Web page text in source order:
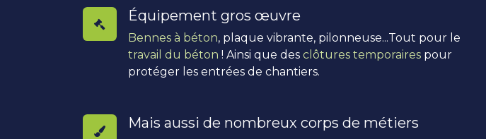
Équipement gros œuvre
Bennes à béton, plaque vibrante, pilonneuse...Tout pour le
travail du béton ! Ainsi que des clôtures temporaires pour
protéger les entrées de chantiers.
Mais aussi de nombreux corps de métiers